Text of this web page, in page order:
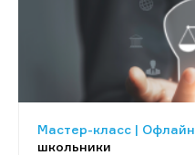
Мастер-класс | Офлайн
школьники